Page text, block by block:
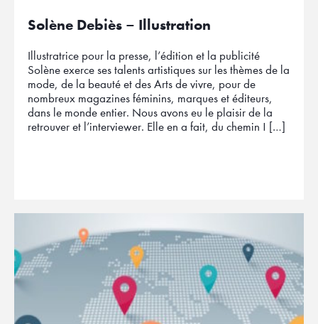
Solène Debiès – Illustration
Illustratrice pour la presse, l’édition et la publicité
Solène exerce ses talents artistiques sur les thèmes de la
mode, de la beauté et des Arts de vivre, pour de
nombreux magazines féminins, marques et éditeurs,
dans le monde entier. Nous avons eu le plaisir de la
retrouver et l’interviewer. Elle en a fait, du chemin ! […]